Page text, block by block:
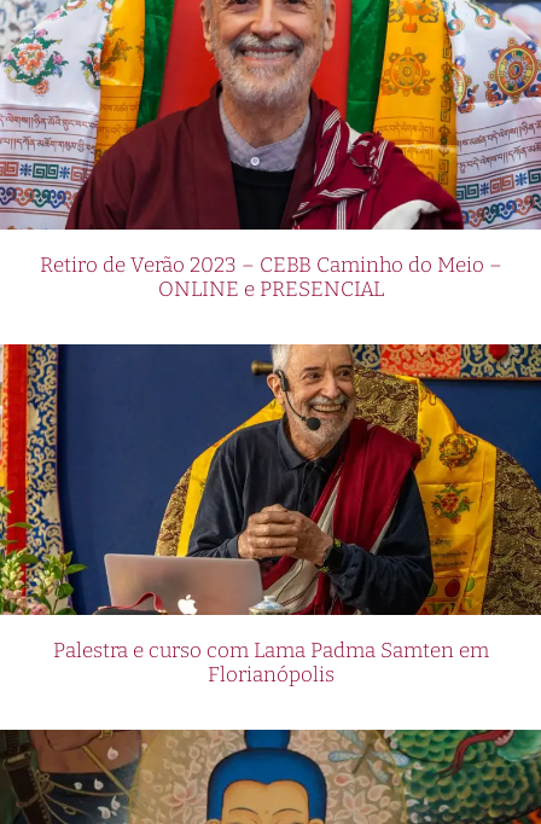
Retiro de Verão 2023 – CEBB Caminho do Meio –
ONLINE e PRESENCIAL
Palestra e curso com Lama Padma Samten em
Florianópolis